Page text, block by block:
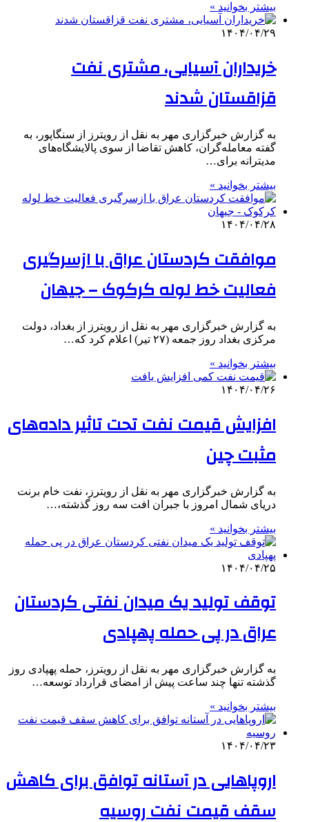
بیشتر بخوانید »
۱۴۰۴/۰۴/۲۹
خریداران آسیایی، مشتری نفت
قزاقستان شدند
به گزارش خبرگزاری مهر به نقل از رویترز از سنگاپور، به
گفته معامله‌گران، کاهش تقاضا از سوی پالایشگاه‌های
مدیترانه برای…
بیشتر بخوانید »
۱۴۰۴/۰۴/۲۸
موافقت کردستان عراق با ازسرگیری
فعالیت خط لوله کرکوک – جیهان
به گزارش خبرگزاری مهر به نقل از رویترز از بغداد، دولت
مرکزی بغداد روز جمعه (۲۷ تیر) اعلام کرد که…
بیشتر بخوانید »
۱۴۰۴/۰۴/۲۶
افزایش قیمت نفت تحت تاثیر داده‌های
مثبت چین
به گزارش خبرگزاری مهر به نقل از رویترز، نفت خام برنت
دریای شمال امروز با جبران افت سه روز گذشته،…
بیشتر بخوانید »
۱۴۰۴/۰۴/۲۵
توقف تولید یک میدان نفتی کردستان
عراق در پی حمله پهپادی
به گزارش خبرگزاری مهر به نقل از رویترز، حمله پهپادی روز
گذشته تنها چند ساعت پیش از امضای قرارداد توسعه…
بیشتر بخوانید »
۱۴۰۴/۰۴/۲۳
اروپاهایی در آستانه توافق برای کاهش
سقف قیمت نفت روسیه